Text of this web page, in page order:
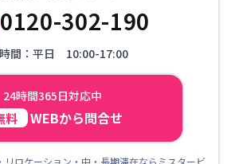
0120-302-190
間：平日 10:00-17:00
24時間365日対応中
料 WEBから問合せ
リロケーション・中・長期滞在ならミスタービ